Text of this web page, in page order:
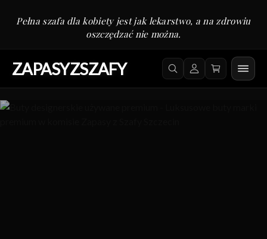
Pełna szafa dla kobiety jest jak lekarstwo, a na zdrowiu
oszczędzać nie można.
ZAPASYZSZAFY
Zapasy z Szafy: komis